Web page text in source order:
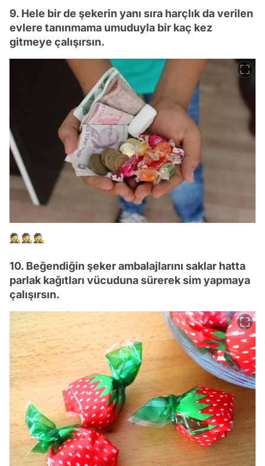
9. Hele bir de şekerin yanı sıra harçlık da verilen
evlere tanınmama umuduyla bir kaç kez
gitmeye çalışırsın.
🕵🕵🕵
10. Beğendiğin şeker ambalajlarını saklar hatta
parlak kağıtları vücuduna sürerek sim yapmaya
çalışırsın.